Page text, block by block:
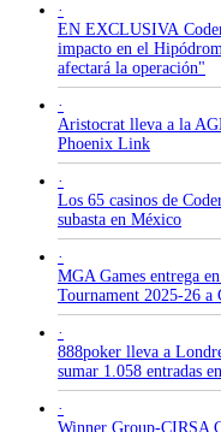
·
EN EXCLUSIVA
impacto en el
afectará la operación"
·
Aristocrat lleva a la
Phoenix Link
·
Los 65 casinos de
subasta en México
·
MGA Games entrega
Tournament 2025-26
·
888poker lleva a
sumar 1.058 entradas
·
Winner Group-CIRSA